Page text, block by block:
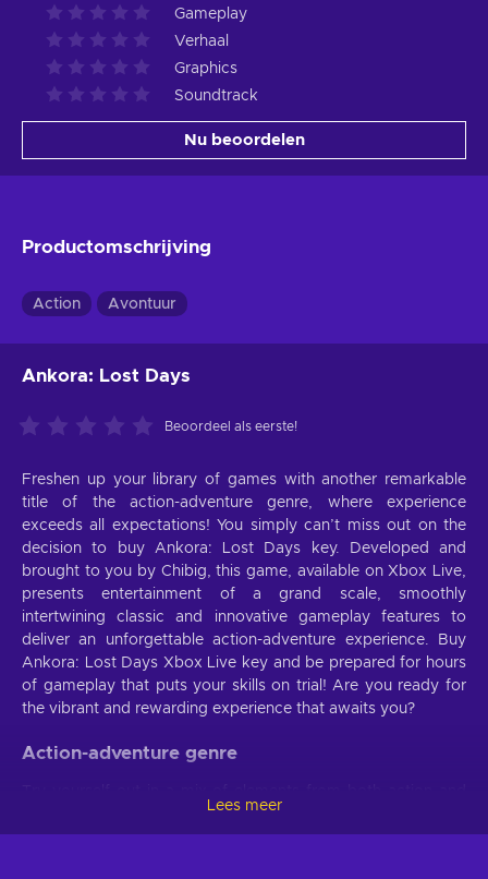
Gameplay
Verhaal
Graphics
Soundtrack
Nu beoordelen
Productomschrijving
Action Avontuur
Ankora: Lost Days
Beoordeel als eerste!
Freshen up your library of games with another remarkable
title of the action-adventure genre, where experience
exceeds all expectations! You simply can’t miss out on the
decision to buy Ankora: Lost Days key. Developed and
brought to you by Chibig, this game, available on Xbox Live,
presents entertainment of a grand scale, smoothly
intertwining classic and innovative gameplay features to
deliver an unforgettable action-adventure experience. Buy
Ankora: Lost Days Xbox Live key and be prepared for hours
of gameplay that puts your skills on trial! Are you ready for
the vibrant and rewarding experience that awaits you?
Action-adventure genre
adventure game genres. Ankora: Lost Days Xbox Live key
can provide you with a compelling storyline in which you’ll
Lees meer